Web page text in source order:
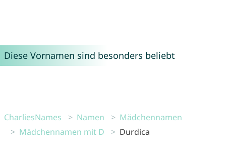
Diese Vornamen sind besonders beliebt
CharliesNames Namen
Mädchennamen
Mädchennamen mit D
Durdica